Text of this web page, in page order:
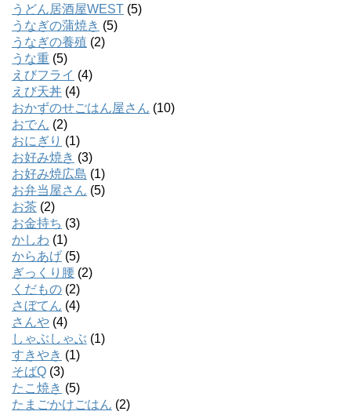
うどん居酒屋WEST (5)
うなぎの蒲焼き (5)
うなぎの養殖 (2)
うな重 (5)
えびフライ (4)
えび天丼 (4)
おかずのせごはん屋さん (10)
おでん (2)
おにぎり (1)
お好み焼き (3)
お好み焼広島 (1)
お弁当屋さん (5)
お茶 (2)
お金持ち (3)
かしわ (1)
からあげ (5)
ぎっくり腰 (2)
くだもの (2)
さぼてん (4)
さんや (4)
しゃぶしゃぶ (1)
すきやき (1)
そばQ (3)
たこ焼き (5)
たまごかけごはん (2)